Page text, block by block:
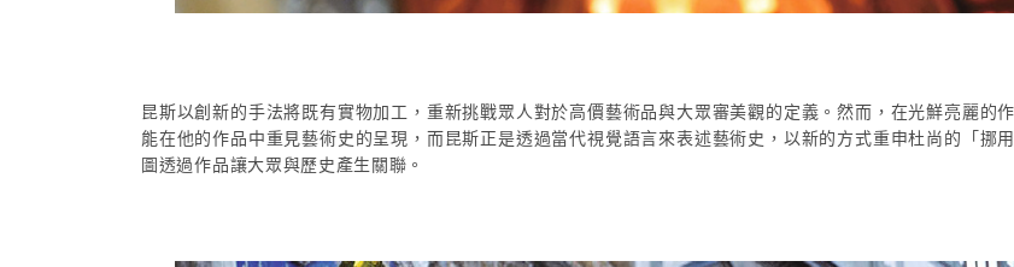
昆斯以創新的手法將既有實物加工，重新挑戰眾人對於高價藝術品與大眾審美觀的定義。然而，在光鮮亮麗的
能在他的作品中重見藝術史的呈現，而昆斯正是透過當代視覺語言來表述藝術史，以新的方式重申杜尚的「挪
圖透過作品讓大眾與歷史產生關聯。